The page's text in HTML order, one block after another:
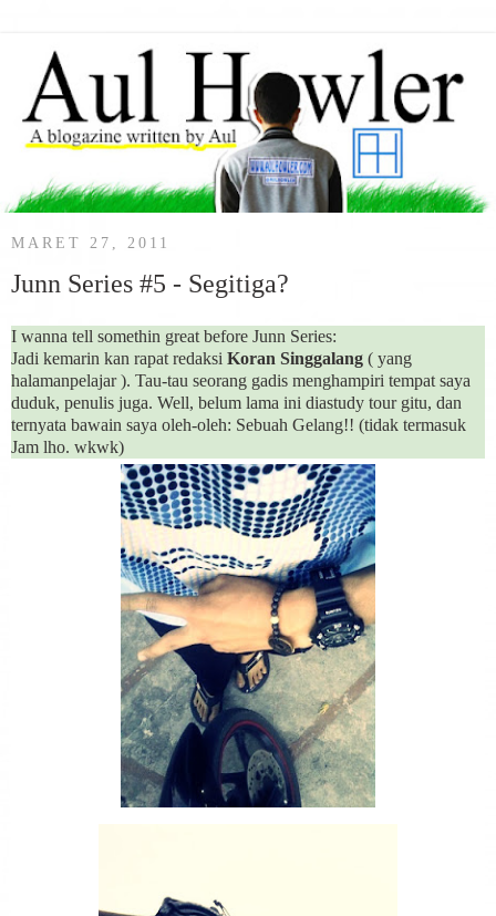
MARET 27, 2011
Junn Series #5 - Segitiga?
I wanna tell somethin great before Junn Series:
Jadi kemarin kan rapat redaksi Koran Singgalang ( yang
halamanpelajar ). Tau-tau seorang gadis menghampiri tempat saya
duduk, penulis juga. Well, belum lama ini diastudy tour gitu, dan
ternyata bawain saya oleh-oleh: Sebuah Gelang!! (tidak termasuk
Jam lho. wkwk)